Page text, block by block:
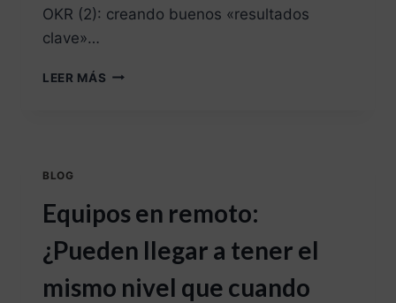
OKR (2): creando buenos «resultados
clave»…
LEER MÁS
BLOG
Equipos en remoto:
¿Pueden llegar a tener el
mismo nivel que cuando